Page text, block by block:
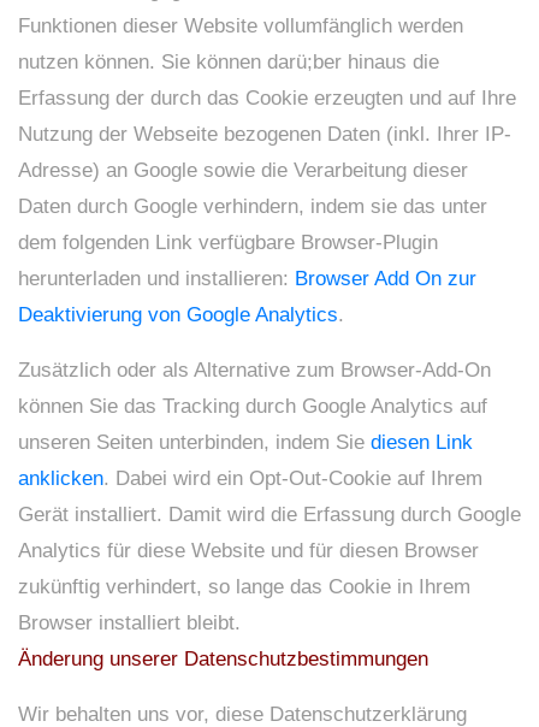
Funktionen dieser Website vollumfänglich werden
nutzen können. Sie können darü;ber hinaus die
Erfassung der durch das Cookie erzeugten und auf Ihre
Nutzung der Webseite bezogenen Daten (inkl. Ihrer IP-
Adresse) an Google sowie die Verarbeitung dieser
Daten durch Google verhindern, indem sie das unter
dem folgenden Link verfügbare Browser-Plugin
herunterladen und installieren: Browser Add On zur
Deaktivierung von Google Analytics.
Zusätzlich oder als Alternative zum Browser-Add-On
können Sie das Tracking durch Google Analytics auf
unseren Seiten unterbinden, indem Sie diesen Link
anklicken. Dabei wird ein Opt-Out-Cookie auf Ihrem
Gerät installiert. Damit wird die Erfassung durch Google
Analytics für diese Website und für diesen Browser
zukünftig verhindert, so lange das Cookie in Ihrem
Browser installiert bleibt.
Änderung unserer Datenschutzbestimmungen
Wir behalten uns vor, diese Datenschutzerklärung